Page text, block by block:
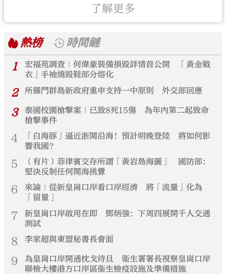
了解更多
熱榜
時間鏈
1
宏福苑調查｜何偉豪裝備損毀詳情首公開 「黃金戰
衣」手袖燒毀鞋部分熔化
2 所羅門群島新政府重申支持一中原則 外交部回應
3
泰國校園槍擊案｜已致8死15傷 為年內第二起致命
槍擊事件
4
「白海豚」逼近浙閩沿海！預計明晚登陸 將如何影
響我國？
5
（有片）菲律賓交存所謂「黃岩島海圖」 國防部：
堅決反制任何鬧海挑釁
6
來論｜從新皇崗口岸看口岸經濟 將「流量」化為
「留量」
7
新皇崗口岸啟用在即 鄧炳強：下周四展開千人交通
測試
8 李家超與東盟秘書長會面
9
為皇崗口岸開通枕戈待旦 衞生署署長視察皇崗口岸
聯檢大樓港方口岸區衞生檢疫設施及準備措施